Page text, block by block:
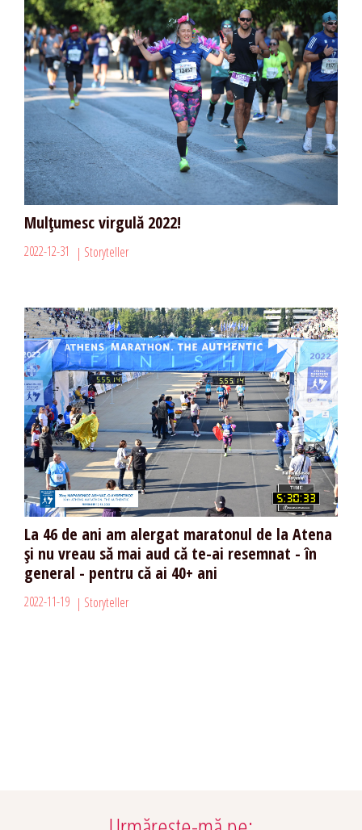
Mulțumesc virgulă 2022!
2022-12-31 Storyteller
La 46 de ani am alergat maratonul de la Atena
și nu vreau să mai aud că te-ai resemnat - în
general - pentru că ai 40+ ani
2022-11-19 Storyteller